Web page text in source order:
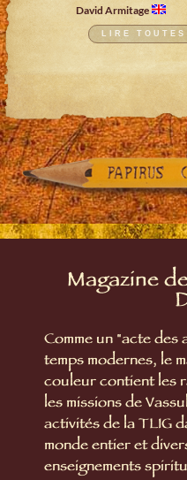
David Armitage
LIRE
Magazine
Comme un "acte des
temps modernes, le
couleur contient les
les missions de
activités de la TLIG
monde entier et
enseignements